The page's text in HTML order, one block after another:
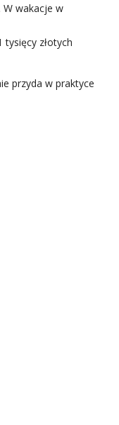
wakacje w
tysięcy złotych
przyda w praktyce